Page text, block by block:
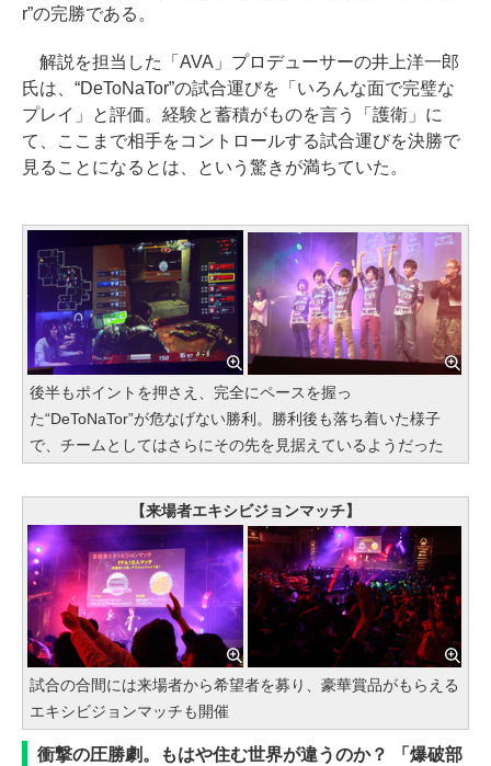
r”の完勝である。
解説を担当した「AVA」プロデューサーの井上洋一郎
氏は、“DeToNaTor”の試合運びを「いろんな面で完璧な
プレイ」と評価。経験と蓄積がものを言う「護衛」に
て、ここまで相手をコントロールする試合運びを決勝で
見ることになるとは、という驚きが満ちていた。
後半もポイントを押さえ、完全にペースを握っ
た“DeToNaTor”が危なげない勝利。勝利後も落ち着いた様子
で、チームとしてはさらにその先を見据えているようだった
【来場者エキシビジョンマッチ】
試合の合間には来場者から希望者を募り、豪華賞品がもらえる
エキシビジョンマッチも開催
衝撃の圧勝劇。もはや住む世界が違うのか？ 「爆破部